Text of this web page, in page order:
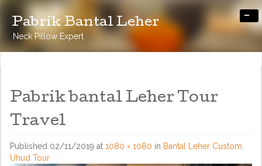
Pabrik Bantal Leher
Neck Pillow Expert
-
Pabrik bantal Leher Tour
Travel
Published 02/11/2019 at 1080 × 1080 in Bantal Leher Custom
Uhud Tour